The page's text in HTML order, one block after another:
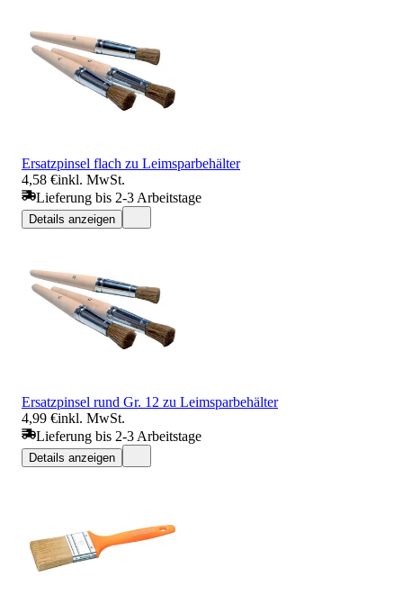
Ersatzpinsel flach zu Leimsparbehälter
4,58 €inkl. MwSt.
Lieferung bis 2-3 Arbeitstage
Details anzeigen
Ersatzpinsel rund Gr. 12 zu Leimsparbehälter
4,99 €inkl. MwSt.
Lieferung bis 2-3 Arbeitstage
Details anzeigen